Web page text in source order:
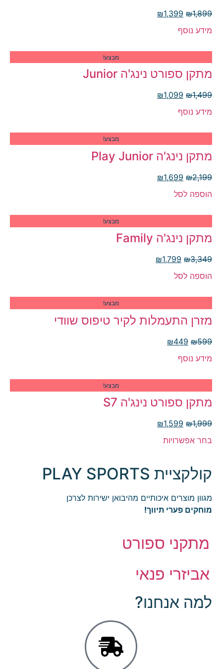
₪1,899
₪1,399
מידע נוסף
מבצע!
מתקן ספורט נינג'ה Junior
₪1,499
₪1,099
מידע נוסף
מבצע!
מתקן נינג'ה Play Junior
₪2,199
₪1,699
הוספה לסל
מבצע!
מתקן נינג'ה Family
₪3,349
₪1,799
הוספה לסל
מבצע!
מזרן התעמלות לקיר טיפוס שוודי
₪599
₪449
מידע נוסף
מבצע!
מתקן ספורט נינג'ה S7
₪1,999
₪1,599
בחר אפשרויות
קולקציית PLAY SPORTS
מגוון מוצרים איכותיים מהיבואן ישירות לצרכן
מוחקים פערי תיווך!
מתקני ספורט
אביזרי פנאי
למה אנחנו?